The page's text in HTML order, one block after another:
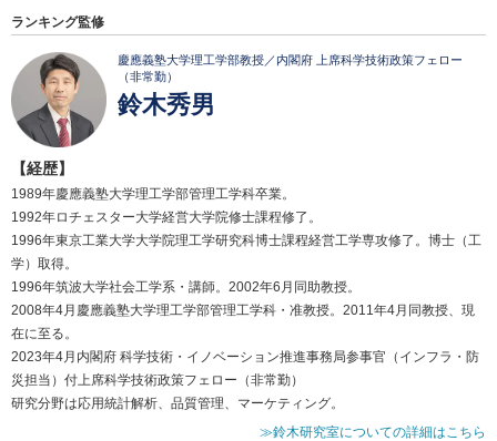
ランキング監修
慶應義塾大学理工学部教授／内閣府 上席科学技術政策フェロー
（非常勤）
鈴木秀男
【経歴】
1989年慶應義塾大学理工学部管理工学科卒業。
1992年ロチェスター大学経営大学院修士課程修了。
1996年東京工業大学大学院理工学研究科博士課程経営工学専攻修了。博士（工
学）取得。
1996年筑波大学社会工学系・講師。2002年6月同助教授。
2008年4月慶應義塾大学理工学部管理工学科・准教授。2011年4月同教授、現
在に至る。
2023年4月内閣府 科学技術・イノベーション推進事務局参事官（インフラ・防
災担当）付上席科学技術政策フェロー（非常勤）
研究分野は応用統計解析、品質管理、マーケティング。
≫鈴木研究室についての詳細はこちら